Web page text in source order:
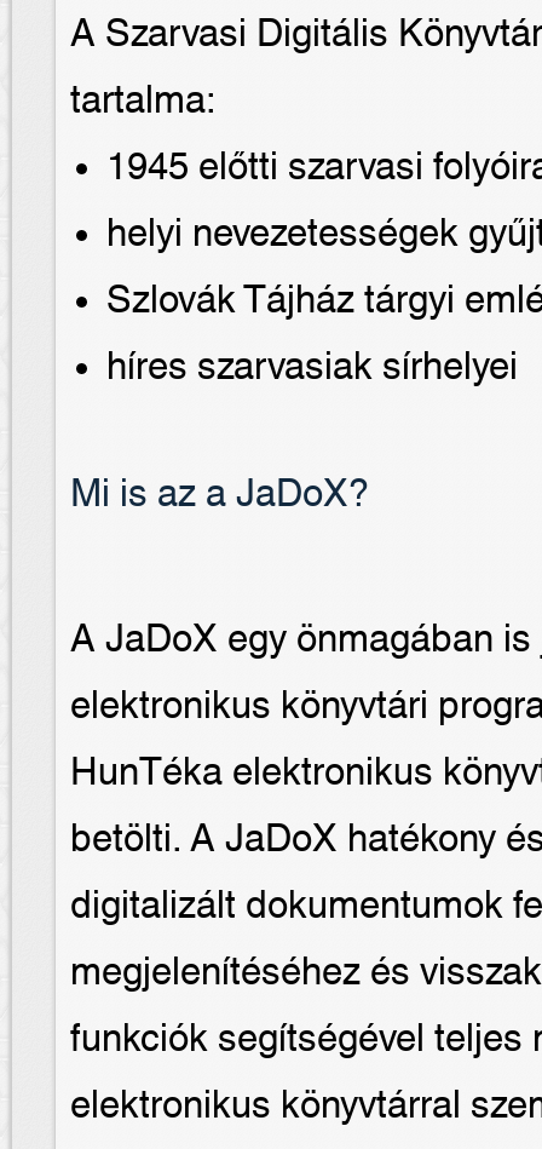
A Szarvasi Digitális
tartalma:
1945 előtti szarvasi
helyi nevezetességek
Szlovák Tájház tárgyi
híres szarvasiak sírhelyei
Mi is az a JaDoX?
A JaDoX egy önmagában
elektronikus könyvtári
HunTéka elektronikus
betölti. A JaDoX hatékony
digitalizált dokumentumok
megjelenítéséhez és
funkciók segítségével
elektronikus könyvtárral